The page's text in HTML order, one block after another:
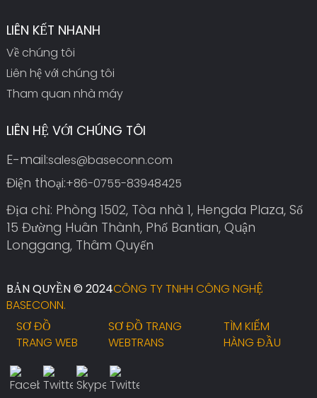
LIÊN KẾT NHANH
Về chúng tôi
Liên hệ với chúng tôi
Tham quan nhà máy
LIÊN HỆ VỚI CHÚNG TÔI
E-mail:sales@baseconn.com
Điện thoại:+86-0755-83948425
Địa chỉ: Phòng 1502, Tòa nhà 1, Hengda Plaza, Số
15 Đường Huân Thành, Phố Bantian, Quận
Longgang, Thâm Quyến
BẢN QUYỀN © 2024CÔNG TY TNHH CÔNG NGHỆ
BASECONN.
SƠ ĐỒ
TRANG WEB
SƠ ĐỒ TRANG
WEBTRANS
TÌM KIẾM
HÀNG ĐẦU